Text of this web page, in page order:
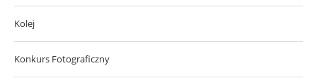
Kolej
Konkurs Fotograficzny